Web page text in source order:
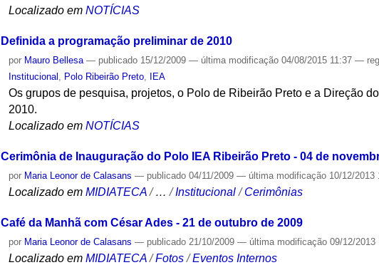
Localizado em NOTÍCIAS
Definida a programação preliminar de 2010
por Mauro Bellesa — publicado 15/12/2009— última modificação 04/08/2015 11:37—
Institucional , Polo Ribeirão Preto, IEA
Os grupos de pesquisa, projetos, o Polo de Ribeirão Preto e a Direção
2010.
Localizado em NOTÍCIAS
Cerimônia de Inauguração do Polo IEA Ribeirão Preto - 04 de
por Maria Leonor de Calasans — publicado 04/11/2009— última modificação 10/12/
Localizado em MIDIATECA /…/Institucional /Cerimônias
Café da Manhã com César Ades - 21 de outubro de 2009
por Maria Leonor de Calasans — publicado 21/10/2009— última modificação 09/12/
Localizado em MIDIATECA /Fotos /Eventos Internos